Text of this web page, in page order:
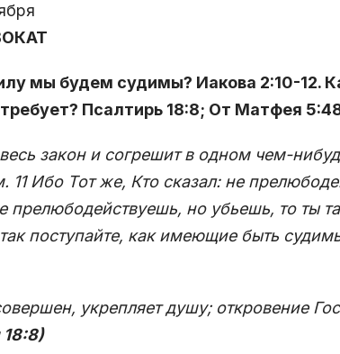
мы будем судимы? Иакова 2:10-12.
Псалтирь 18:8; От Матфея
закон и согрешит в одном чем-
11 Ибо Тот же, Кто сказал: не
прелюбодействуешь, но убьешь, то ты
так поступайте, как имеющие быть
укрепляет душу; откровение